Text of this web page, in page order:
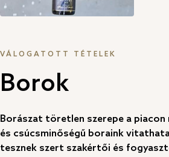
VÁLOGATOTT TÉTELEK
Borok
Borászat töretlen szerepe a piacon
és csúcsminőségű boraink
tesznek szert szakértői és